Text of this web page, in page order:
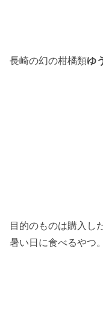
長崎の幻の柑橘類ゆ
目的のものは購入し
暑い日に食べるやつ。